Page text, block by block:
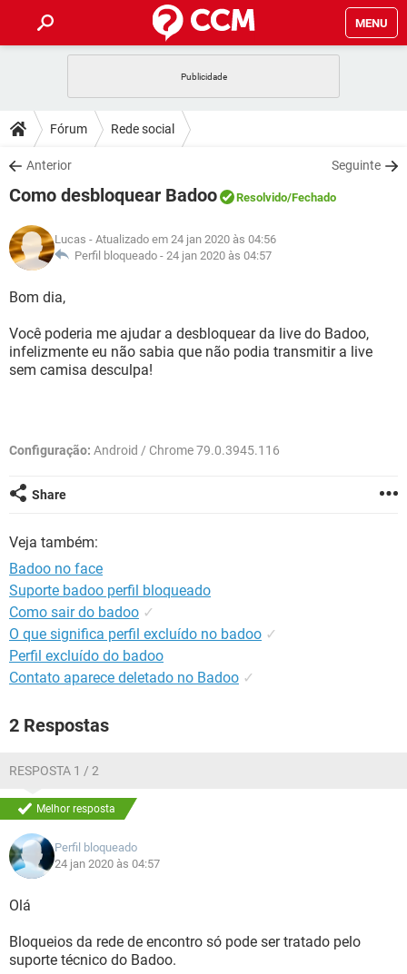
MENU
CELULAR
OUTLOOK
INSTAGRAM GMAIL
GUIA DE COMPRAS
DICAS
JOGOS
INSTAGRAM GMAIL
GUIA DE COMPRAS
DOWNLOADS
JOGOS WHATSAPP
CELULAR
OUTLOOK EXCEL
INSTAGRAM
JOGOS WHATSAPP
CELULAR
OUTLOOK
INSTAGRAM GMAIL
GUIA DE COMPRAS
GLOSSÁRIO
JOGOS
OUTLOOK EXCEL
Fórum Rede social
Anterior Seguinte
Como desbloquear Badoo Resolvido/Fechado
Lucas - Atualizado em 24 jan 2020 às 04:56
Perfil bloqueado - 24 jan 2020 às 04:57
Bom dia,
Você poderia me ajudar a desbloquear da live do Badoo,
infelizmente eu não sabia que não podia transmitir a live
sem camisa desculpa!
Configuração: Android / Chrome 79.0.3945.116
Share
Veja também:
Badoo no face
Suporte badoo perfil bloqueado
Como sair do badoo ✓
O que significa perfil excluído no badoo ✓
Perfil excluído do badoo
Contato aparece deletado no Badoo ✓
2 Respostas
RESPOSTA 1 / 2
Melhor resposta
Perfil bloqueado
24 jan 2020 às 04:57
Olá
Bloqueios da rede de encontro só pode ser tratado pelo
suporte técnico do Badoo.